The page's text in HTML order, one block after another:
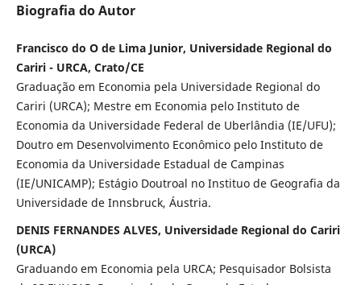
Biografia do Autor
Francisco do O de Lima Junior, Universidade Regional do
Cariri - URCA, Crato/CE
Graduação em Economia pela Universidade Regional do
Cariri (URCA); Mestre em Economia pelo Instituto de
Economia da Universidade Federal de Uberlândia (IE/UFU);
Doutro em Desenvolvimento Econômico pelo Instituto de
Economia da Universidade Estadual de Campinas
(IE/UNICAMP); Estágio Doutroal no Instituo de Geografia da
Universidade de Innsbruck, Áustria.
DENIS FERNANDES ALVES, Universidade Regional do Cariri
(URCA)
Graduando em Economia pela URCA; Pesquisador Bolsista